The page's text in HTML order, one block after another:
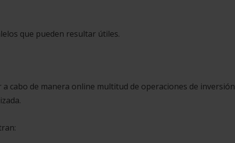
que pueden resultar útiles.
a cabo de manera online multitud de operaciones de inversión